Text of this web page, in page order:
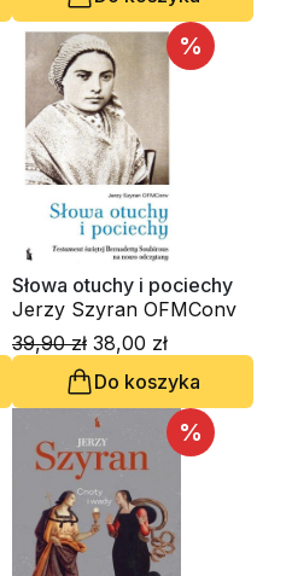
%
Słowa otuchy i pociechy
Jerzy Szyran OFMConv
39,90 zł 38,00 zł
Do koszyka
%